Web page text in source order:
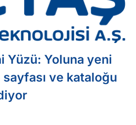
Yüzü: Yoluna yeni
ve kataloğu